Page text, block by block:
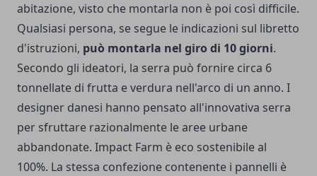
abitazione, visto che montarla non è poi così difficile.
Qualsiasi persona, se segue le indicazioni sul libretto
d'istruzioni, può montarla nel giro di 10 giorni.
Secondo gli ideatori, la serra può fornire circa 6
tonnellate di frutta e verdura nell'arco di un anno. I
designer danesi hanno pensato all'innovativa serra
per sfruttare razionalmente le aree urbane
abbandonate. Impact Farm è eco sostenibile al
100%. La stessa confezione contenente i pannelli è